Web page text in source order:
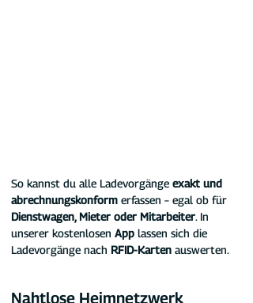
So kannst du alle Ladevorgänge exakt und
abrechnungskonform erfassen – egal ob für
Dienstwagen, Mieter oder Mitarbeiter. In
unserer kostenlosen App lassen sich die
Ladevorgänge nach RFID-Karten auswerten.
Nahtlose Heimnetzwerk